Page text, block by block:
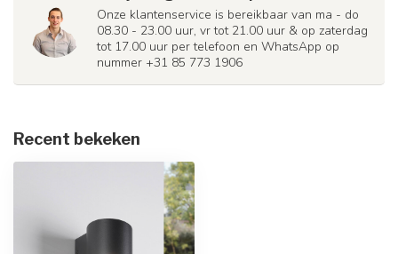
Onze klantenservice is bereikbaar van ma - do
08.30 - 23.00 uur, vr tot 21.00 uur & op zaterdag
tot 17.00 uur per telefoon en WhatsApp op
nummer +31 85 773 1906
Recent bekeken